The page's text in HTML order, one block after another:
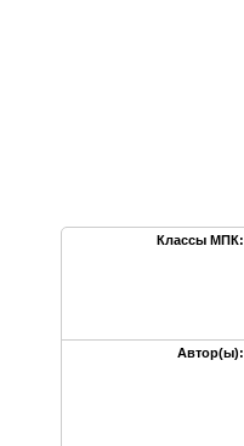
Классы МПК:
Автор(ы):